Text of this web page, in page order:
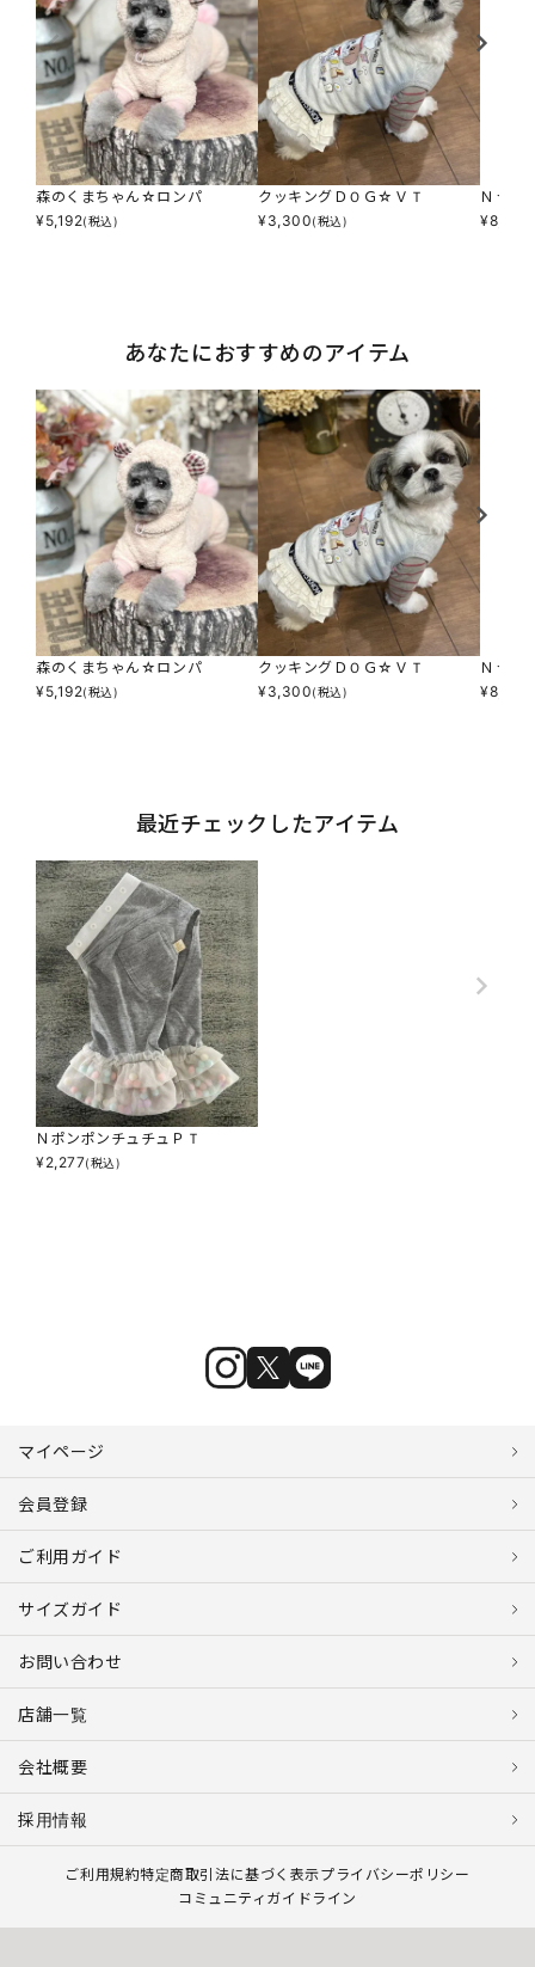
森のくまちゃん☆ロンパ
¥5,192(税込)
クッキングＤＯＧ☆ＶＴ
¥3,300(税込)
Ｎ☆Ｚ
¥8,250
あなたにおすすめのアイテム
森のくまちゃん☆ロンパ
¥5,192(税込)
クッキングＤＯＧ☆ＶＴ
¥3,300(税込)
Ｎ☆Ｚ
¥8,250
最近チェックしたアイテム
ＮポンポンチュチュＰＴ
¥2,277(税込)
マイページ
会員登録
ご利用ガイド
サイズガイド
お問い合わせ
店舗一覧
会社概要
採用情報
ご利用規約特定商取引法に基づく表示プライバシーポリシー
コミュニティガイドライン